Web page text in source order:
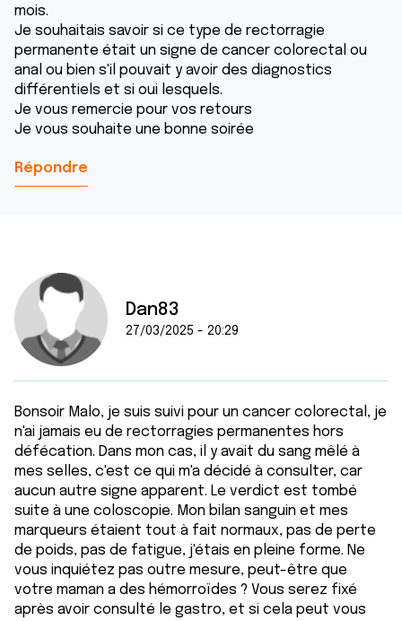
mois.
Je souhaitais savoir si ce type de rectorragie
permanente était un signe de cancer colorectal ou
anal ou bien s'il pouvait y avoir des diagnostics
différentiels et si oui lesquels.
Je vous remercie pour vos retours
Je vous souhaite une bonne soirée
Répondre
Dan83
27/03/2025 - 20:29
Bonsoir Malo, je suis suivi pour un cancer colorectal, je
n'ai jamais eu de rectorragies permanentes hors
défécation. Dans mon cas, il y avait du sang mêlé à
mes selles, c'est ce qui m'a décidé à consulter, car
aucun autre signe apparent. Le verdict est tombé
suite à une coloscopie. Mon bilan sanguin et mes
marqueurs étaient tout à fait normaux, pas de perte
de poids, pas de fatigue, j'étais en pleine forme. Ne
vous inquiétez pas outre mesure, peut-être que
votre maman a des hémorroïdes ? Vous serez fixé
après avoir consulté le gastro, et si cela peut vous